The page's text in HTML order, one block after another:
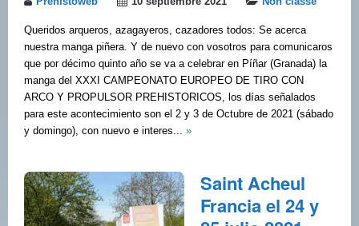
Queridos arqueros, azagayeros, cazadores todos: Se acerca
nuestra manga piñera. Y de nuevo con vosotros para comunicaros
que por décimo quinto año se va a celebrar en Píñar (Granada) la
manga del XXXI CAMPEONATO EUROPEO DE TIRO CON
ARCO Y PROPULSOR PREHISTORICOS, los días señalados
para este acontecimiento son el 2 y 3 de Octubre de 2021 (sábado
y domingo), con nuevo e interes... »
Saint Acheul
Francia el 24 y